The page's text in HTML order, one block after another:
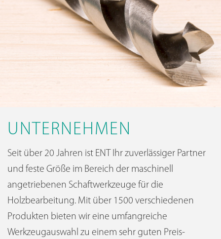
UNTERNEHMEN
Seit über 20 Jahren ist ENT Ihr zuverlässiger Partner
und feste Größe im Bereich der maschinell
angetriebenen Schaftwerkzeuge für die
Holzbearbeitung. Mit über 1500 verschiedenen
Produkten bieten wir eine umfangreiche
Werkzeugauswahl zu einem sehr guten Preis-